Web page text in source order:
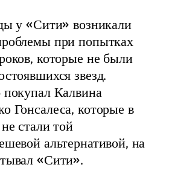
у «Сити» возникали
при попытках
которые не были
звезд.
Калвина
Гонсалеса, которые в
стали той
альтернативой, на
«Сити».